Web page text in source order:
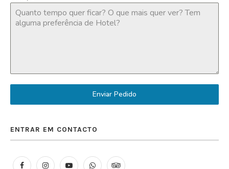
Enviar Pedido
ENTRAR EM CONTACTO